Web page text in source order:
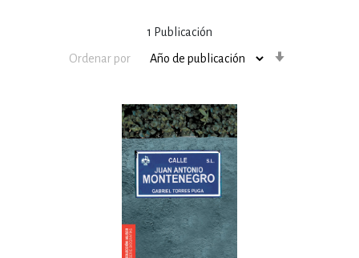
1 Publicación
Ordenar por